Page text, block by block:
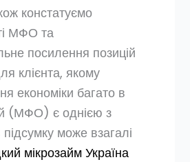
констатуємо
МФО та
посилення позицій
клієнта, якому
економіки багато в
(МФО) є однією з
може взагалі
мікрозайм Україна